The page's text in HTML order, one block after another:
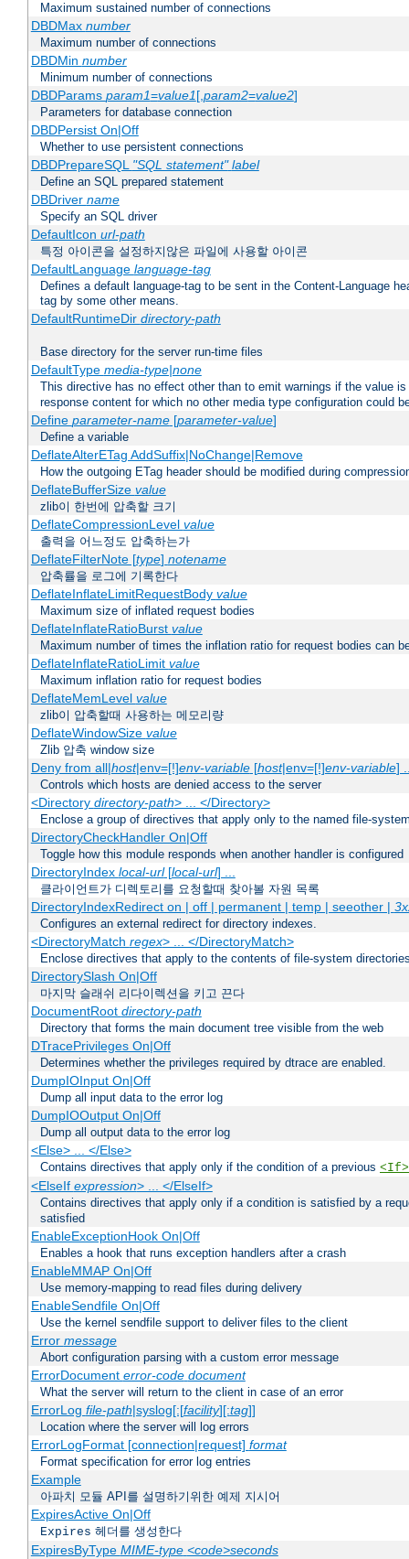
Maximum sustained number of connections
DBDMax number
Maximum number of connections
DBDMin number
Minimum number of connections
DBDParams param1=value1[,param2=value2]
Parameters for database connection
DBDPersist On|Off
Whether to use persistent connections
DBDPrepareSQL "SQL statement" label
Define an SQL prepared statement
DBDriver name
Specify an SQL driver
DefaultIcon url-path
특정 아이콘을 설정하지않은 파일에 사용할 아이콘
DefaultLanguage language-tag
Defines a default language-tag to be sent in the Content-Language
tag by some other means.
DefaultRuntimeDir directory-path
Base directory for the server run-time files
DefaultType media-type|none
This directive has no effect other than to emit warnings if the value
response content for which no other media type configuration could
Define parameter-name[parameter-value]
Define a variable
DeflateAlterETag AddSuffix|NoChange|Remove
How the outgoing ETag header should be modified during
DeflateBufferSize value
zlib이 한번에 압축할 크기
DeflateCompressionLevel value
출력을 어느정도 압축하는가
DeflateFilterNote [type] notename
압축률을 로그에 기록한다
DeflateInflateLimitRequestBody value
Maximum size of inflated request bodies
DeflateInflateRatioBurst value
Maximum number of times the inflation ratio for request bodies can
DeflateInflateRatioLimit value
Maximum inflation ratio for request bodies
DeflateMemLevel value
zlib이 압축할때 사용하는 메모리량
DeflateWindowSize value
Zlib 압축 window size
Deny from all|host|env=[!]env-variable[host|env=[!]env-variable]
Controls which hosts are denied access to the server
<Directory directory-path> ... </Directory>
Enclose a group of directives that apply only to the named file-
DirectoryCheckHandler On|Off
Toggle how this module responds when another handler is configured
DirectoryIndex local-url[local-url] ...
클라이언트가 디렉토리를 요청할때 찾아볼 자원 목록
DirectoryIndexRedirect on | off | permanent | temp | seeother |
Configures an external redirect for directory indexes.
<DirectoryMatch regex> ... </DirectoryMatch>
Enclose directives that apply to the contents of file-system
DirectorySlash On|Off
마지막 슬래쉬 리다이렉션을 키고 끈다
DocumentRoot directory-path
Directory that forms the main document tree visible from the web
DTracePrivileges On|Off
Determines whether the privileges required by dtrace are enabled.
DumpIOInput On|Off
Dump all input data to the error log
DumpIOOutput On|Off
Dump all output data to the error log
<Else> ... </Else>
Contains directives that apply only if the condition of a previous <If>
<ElseIf expression> ... </ElseIf>
Contains directives that apply only if a condition is satisfied by a
satisfied
EnableExceptionHook On|Off
Enables a hook that runs exception handlers after a crash
EnableMMAP On|Off
Use memory-mapping to read files during delivery
EnableSendfile On|Off
Use the kernel sendfile support to deliver files to the client
Error message
Abort configuration parsing with a custom error message
ErrorDocument error-code document
What the server will return to the client in case of an error
ErrorLog file-path|syslog[:[facility][:tag]]
Location where the server will log errors
ErrorLogFormat [connection|request] format
Format specification for error log entries
Example
아파치 모듈 API를 설명하기위한 예제 지시어
ExpiresActive On|Off
Expires 헤더를 생성한다
ExpiresByType MIME-type <code>seconds